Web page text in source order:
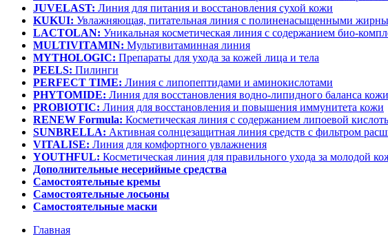
JUVELAST: Линия для питания и восстановления сухой кожи
KUKUI: Увлажняющая, питательная линия с полиненасыщенными
LACTOLAN: Уникальная косметическая линия с содержанием био-
MULTIVITAMIN: Мультивитаминная линия
MYTHOLOGIC: Препараты для ухода за кожей лица и тела
PEELS: Пилинги
PERFECT TIME: Линия с липопептидами и аминокислотами
PHYTOMIDE: Линия для восстановления водно-липидного баланса кожи
PROBIOTIC: Линия для восстановления и повышения иммунитета кожи
RENEW Formula: Косметическая линия с содержанием липоевой
SUNBRELLA: Активная солнцезащитная линия средств с фильтром
VITALISE: Линия для комфортного увлажнения
YOUTHFUL: Косметическая линия для правильного ухода за молодой
Дополнительные несерийные средства
Самостоятельные кремы
Самостоятельные лосьоны
Самостоятельные маски
Главная